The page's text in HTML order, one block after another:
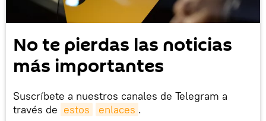
No te pierdas las noticias
más importantes
Suscríbete a nuestros canales de Telegram a
través de estos enlaces .